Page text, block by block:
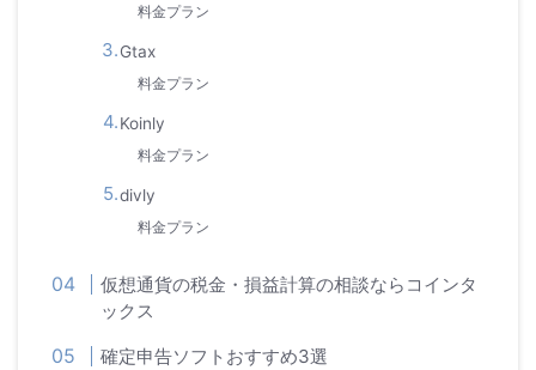
料金プラン
Gtax
料金プラン
Koinly
料金プラン
divly
料金プラン
仮想通貨の税金・損益計算の相談ならコインタ
ックス
確定申告ソフトおすすめ3選